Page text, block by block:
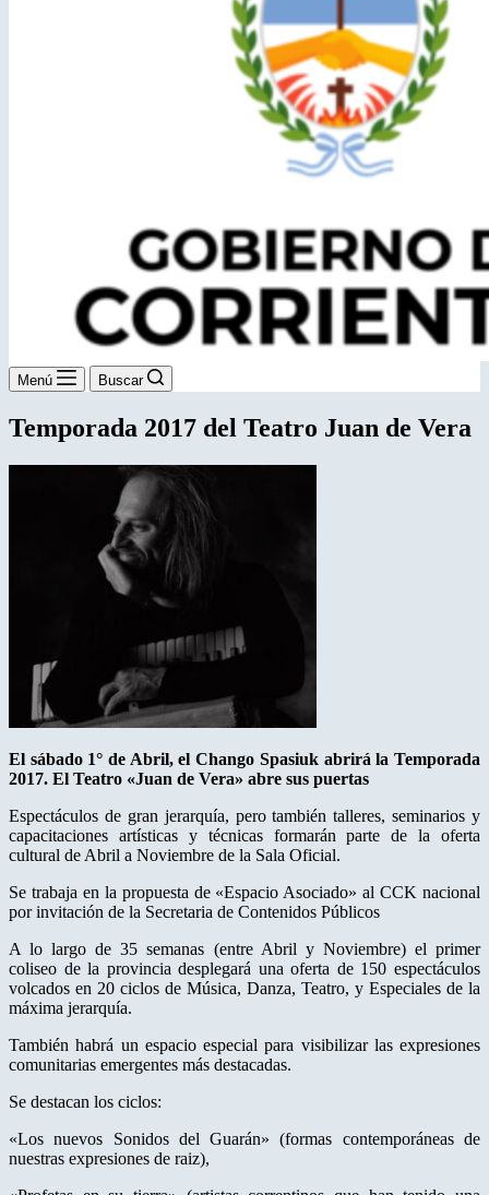
Menú Buscar
Temporada 2017 del Teatro Juan de Vera
El sábado 1° de Abril, el Chango Spasiuk abrirá la Temporada
2017. El Teatro «Juan de Vera» abre sus puertas
Espectáculos de gran jerarquía, pero también talleres, seminarios y
capacitaciones artísticas y técnicas formarán parte de la oferta
cultural de Abril a Noviembre de la Sala Oficial.
Se trabaja en la propuesta de «Espacio Asociado» al CCK nacional
por invitación de la Secretaria de Contenidos Públicos
A lo largo de 35 semanas (entre Abril y Noviembre) el primer
coliseo de la provincia desplegará una oferta de 150 espectáculos
volcados en 20 ciclos de Música, Danza, Teatro, y Especiales de la
máxima jerarquía.
También habrá un espacio especial para visibilizar las expresiones
comunitarias emergentes más destacadas.
Se destacan los ciclos:
«Los nuevos Sonidos del Guarán» (formas contemporáneas de
nuestras expresiones de raiz),